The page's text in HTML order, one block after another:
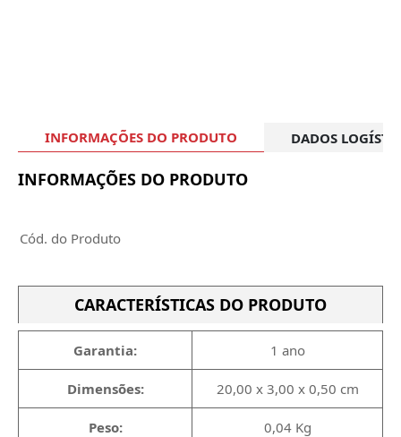
INFORMAÇÕES DO PRODUTO DADOS
INFORMAÇÕES DO PRODUTO
Cód. do Produto
CARACTERÍSTICAS DO PRODUTO
Garantia: 1 ano
Dimensões: 20,00 x 3,00 x 0,50 cm
Peso: 0,04 Kg